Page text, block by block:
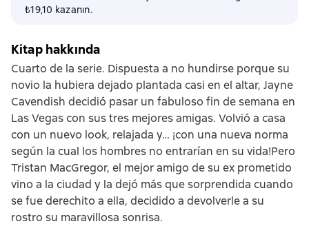
₺19,10 kazanın.
Kitap hakkında
Cuarto de la serie. Dispuesta a no hundirse porque su
novio la hubiera dejado plantada casi en el altar, Jayne
Cavendish decidió pasar un fabuloso fin de semana en
Las Vegas con sus tres mejores amigas. Volvió a casa
con un nuevo look, relajada y… ¡con una nueva norma
según la cual los hombres no entrarían en su vida!Pero
Tristan MacGregor, el mejor amigo de su ex prometido
vino a la ciudad y la dejó más que sorprendida cuando
se fue derechito a ella, decidido a devolverle a su
rostro su maravillosa sonrisa.